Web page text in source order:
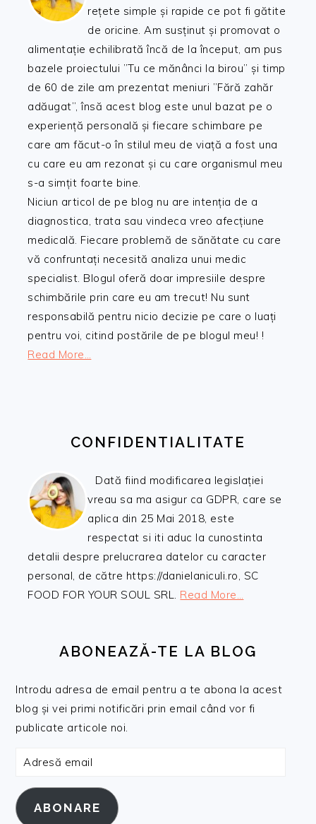
rețete simple și rapide ce pot fi gătite
de oricine. Am susținut și promovat o
alimentație echilibrată încă de la început, am pus
bazele proiectului ”Tu ce mănânci la birou” și timp
de 60 de zile am prezentat meniuri ”Fără zahăr
adăugat”, însă acest blog este unul bazat pe o
experiență personală și fiecare schimbare pe
care am făcut-o în stilul meu de viață a fost una
cu care eu am rezonat și cu care organismul meu
s-a simțit foarte bine.
Niciun articol de pe blog nu are intenția de a
diagnostica, trata sau vindeca vreo afecțiune
medicală. Fiecare problemă de sănătate cu care
vă confruntați necesită analiza unui medic
specialist. Blogul oferă doar impresiile despre
schimbările prin care eu am trecut! Nu sunt
responsabilă pentru nicio decizie pe care o luați
pentru voi, citind postările de pe blogul meu! !
Read More…
CONFIDENTIALITATE
Dată fiind modificarea legislației
vreau sa ma asigur ca GDPR, care se
aplica din 25 Mai 2018, este
respectat si iti aduc la cunostinta
detalii despre prelucrarea datelor cu caracter
personal, de către https://danielaniculi.ro, SC
FOOD FOR YOUR SOUL SRL. Read More…
ABONEAZĂ-TE LA BLOG
Introdu adresa de email pentru a te abona la acest
blog și vei primi notificări prin email când vor fi
publicate articole noi.
Adresă
ABONARE